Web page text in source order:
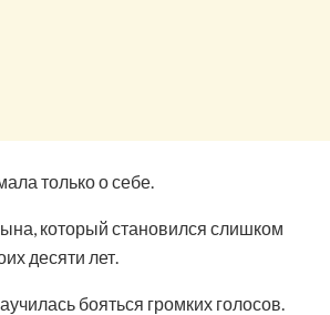
только о себе.
который становился слишком
десяти лет.
бояться громких голосов.